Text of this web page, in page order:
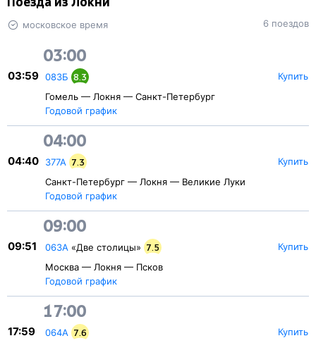
московское время 6 поездов
03:00
03:59 083Б 8.3
Гомель — Локня — Санкт-Петербург
Годовой график
Купить
04:00
04:40 377А 7.3
Санкт-Петербург — Локня — Великие Луки
Годовой график
Купить
09:00
09:51 063А «Две столицы» 7.5
Москва — Локня — Псков
Годовой график
Купить
17:00
17:59 064А 7.6 Купить